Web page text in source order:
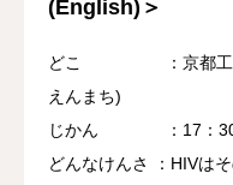
(English)＞
どこ ：京都工場
えんまち)
じかん ：17：30
どんなけんさ ：HIVは